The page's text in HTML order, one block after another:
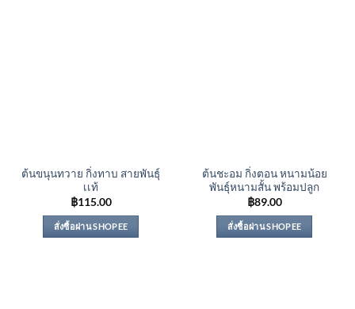
ต้นขนุนทวาย กิ่งทาบ สายพันธุ์
เเท้
฿115.00
สั่งซื้อผ่าน SHOPEE
ต้นชะอม กิ่งตอน หนามน้อย
พันธุ์หนามสั้น พร้อมปลูก
฿89.00
สั่งซื้อผ่าน SHOPEE